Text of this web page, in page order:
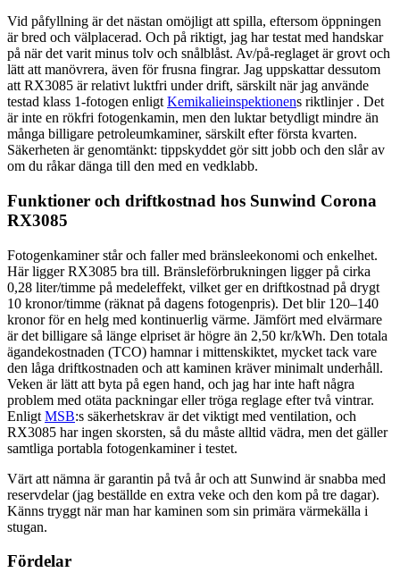
Vid påfyllning är det nästan omöjligt att spilla, eftersom öppningen
är bred och välplacerad. Och på riktigt, jag har testat med handskar
på när det varit minus tolv och snålblåst. Av/på-reglaget är grovt och
lätt att manövrera, även för frusna fingrar. Jag uppskattar dessutom
att RX3085 är relativt luktfri under drift, särskilt när jag använde
testad klass 1-fotogen enligt Kemikalieinspektionens riktlinjer . Det
är inte en rökfri fotogenkamin, men den luktar betydligt mindre än
många billigare petroleumkaminer, särskilt efter första kvarten.
Säkerheten är genomtänkt: tippskyddet gör sitt jobb och den slår av
om du råkar dänga till den med en vedklabb.
Funktioner och driftkostnad hos Sunwind Corona
RX3085
Fotogenkaminer står och faller med bränsleekonomi och enkelhet.
Här ligger RX3085 bra till. Bränsleförbrukningen ligger på cirka
0,28 liter/timme på medeleffekt, vilket ger en driftkostnad på drygt
10 kronor/timme (räknat på dagens fotogenpris). Det blir 120–140
kronor för en helg med kontinuerlig värme. Jämfört med elvärmare
är det billigare så länge elpriset är högre än 2,50 kr/kWh. Den totala
ägandekostnaden (TCO) hamnar i mittenskiktet, mycket tack vare
den låga driftkostnaden och att kaminen kräver minimalt underhåll.
Veken är lätt att byta på egen hand, och jag har inte haft några
problem med otäta packningar eller tröga reglage efter två vintrar.
Enligt MSB:s säkerhetskrav är det viktigt med ventilation, och
RX3085 har ingen skorsten, så du måste alltid vädra, men det gäller
samtliga portabla fotogenkaminer i testet.
Värt att nämna är garantin på två år och att Sunwind är snabba med
reservdelar (jag beställde en extra veke och den kom på tre dagar).
Känns tryggt när man har kaminen som sin primära värmekälla i
stugan.
Fördelar